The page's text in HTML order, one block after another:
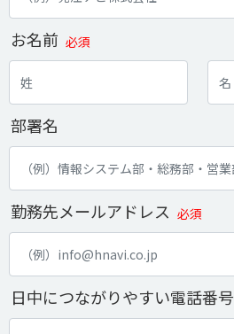
お名前 必須
部署名
勤務先メールアドレス 必須
日中につながりやすい電話番号